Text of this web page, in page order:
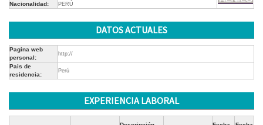
Nacionalidad: PERÚ
DATOS ACTUALES
Pagina web
personal:
http://
Pais de
residencia:
Perú
EXPERIENCIA LABORAL